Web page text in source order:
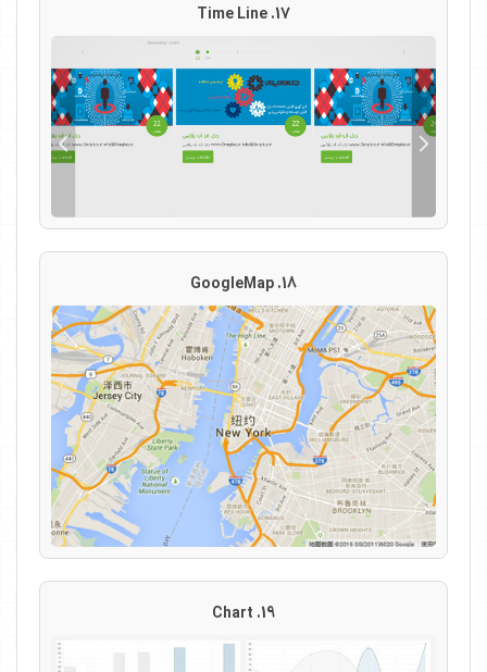
17. Time Line
18. GoogleMap
19. Chart